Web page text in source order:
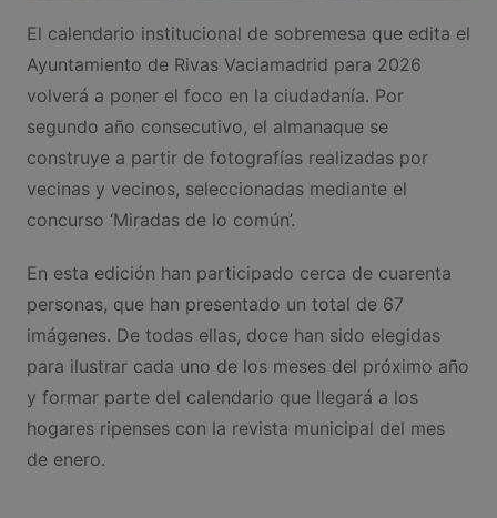
El calendario institucional de sobremesa que edita el
Ayuntamiento de Rivas Vaciamadrid para 2026
volverá a poner el foco en la ciudadanía. Por
segundo año consecutivo, el almanaque se
construye a partir de fotografías realizadas por
vecinas y vecinos, seleccionadas mediante el
concurso ‘Miradas de lo común’.
En esta edición han participado cerca de cuarenta
personas, que han presentado un total de 67
imágenes. De todas ellas, doce han sido elegidas
para ilustrar cada uno de los meses del próximo año
y formar parte del calendario que llegará a los
hogares ripenses con la revista municipal del mes
de enero.